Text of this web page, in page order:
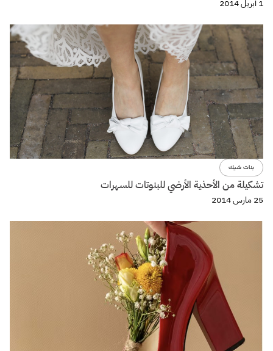
1 أبريل 2014
بنات شيك
تشكيلة من الأحذية الأرضي للبنوتات للسهرات
25 مارس 2014